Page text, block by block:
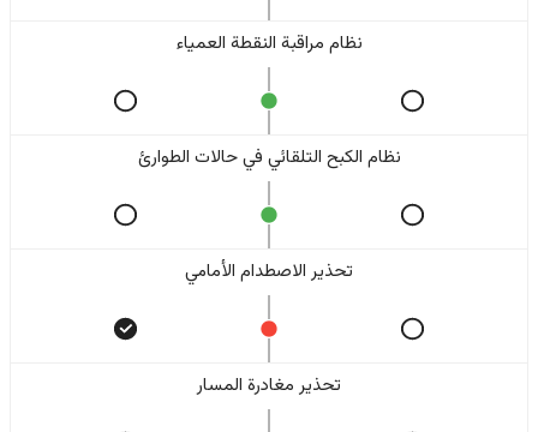
نظام مراقبة النقطة العمياء
نظام الكبح التلقائي في حالات الطوارئ
تحذير الاصطدام الأمامي
تحذير مغادرة المسار